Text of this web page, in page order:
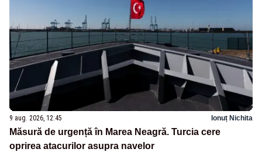
9 aug. 2026, 12:45 Ionuț Nichita
Măsură de urgență în Marea Neagră. Turcia cere
oprirea atacurilor asupra navelor